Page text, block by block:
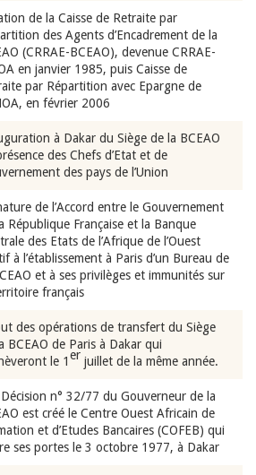
de la Caisse de Retraite par
des Agents d’Encadrement de la
(CRRAE-BCEAO), devenue CRRAE-
en janvier 1985, puis Caisse de
par Répartition avec Epargne de
en février 2006
à Dakar du Siège de la BCEAO
des Chefs d’Etat et de
des pays de l’Union
de l’Accord entre le Gouvernement
République Française et la Banque
des Etats de l’Afrique de l’Ouest
à l’établissement à Paris d’un Bureau de
et à ses privilèges et immunités sur
français
des opérations de transfert du Siège
BCEAO de Paris à Dakar qui
le 1er juillet de la même année.
n° 32/77 du Gouverneur de la
est créé le Centre Ouest Africain de
et d’Etudes Bancaires (COFEB) qui
ses portes le 3 octobre 1977, à Dakar